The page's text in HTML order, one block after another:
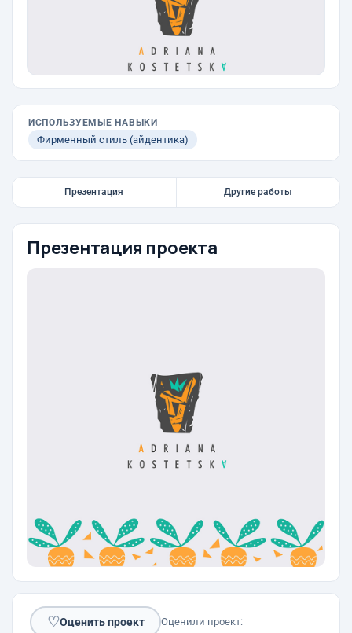
ИСПОЛЬЗУЕМЫЕ НАВЫКИ
Фирменный стиль (айдентика)
Презентация Другие работы
Презентация проекта
♡Оценить проект Оценили проект: